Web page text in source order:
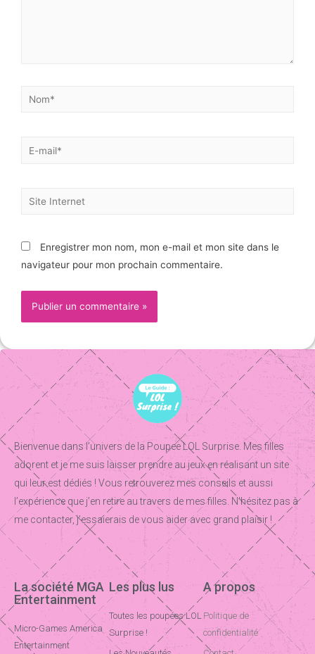
Enregistrer mon nom, mon e-mail et mon site dans le
navigateur pour mon prochain commentaire.
Bienvenue dans l’univers de la Poupee LOL Surprise. Mes filles
adorent et je me suis laisser prendre au jeux en réalisant un site
qui leur est dédiés ! Vous retrouverez mes conseils et aussi
l’expérience que j’en retire au travers de mes filles. N’hésitez pas à
me contacter, j’essaierais de vous aider avec grand plaisir !
La société MGA
Entertainment
Micro-Games America
Entertainment
Les plus lus
Toutes les poupées LOL
Surprise !
A propos
Politique de
confidentialité